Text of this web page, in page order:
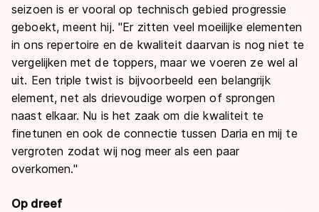
seizoen is er vooral op technisch gebied progressie
geboekt, meent hij. "Er zitten veel moeilijke elementen
in ons repertoire en de kwaliteit daarvan is nog niet te
vergelijken met de toppers, maar we voeren ze wel al
uit. Een triple twist is bijvoorbeeld een belangrijk
element, net als drievoudige worpen of sprongen
naast elkaar. Nu is het zaak om die kwaliteit te
finetunen en ook de connectie tussen Daria en mij te
vergroten zodat wij nog meer als een paar
overkomen."
Op dreef